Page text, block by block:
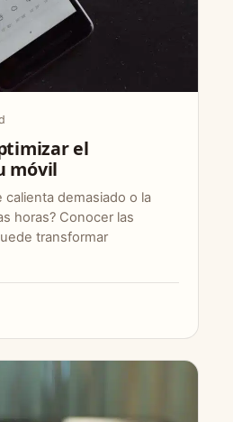
el
móvil
demasiado o la
horas? Conocer las
transformar